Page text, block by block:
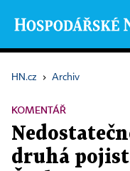
HN.cz › Archiv
KOMENTÁŘ
druhá